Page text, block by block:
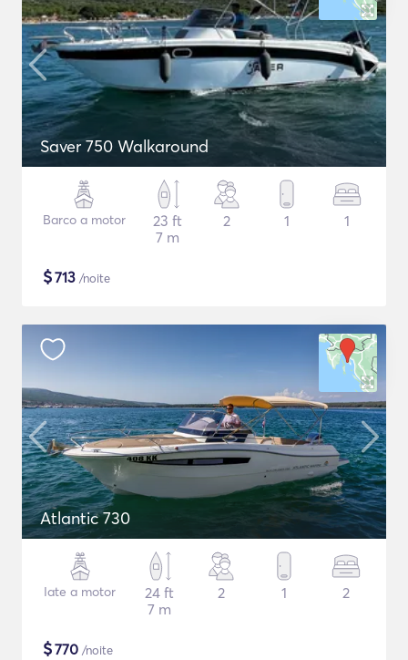
Saver 750 Walkaround
Barco a motor
23 ft
7 m
2 1 1
$713 /noite
Atlantic 730
Iate a motor
24 ft
7 m
2 1 2
$770 /noite